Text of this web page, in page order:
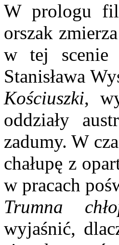
W prologu
orszak
w tej scenie
Stanisława
Kościuszki,
oddziały
zadumy. W
chałupę z
w pracach
Trumna
wyjaśnić,